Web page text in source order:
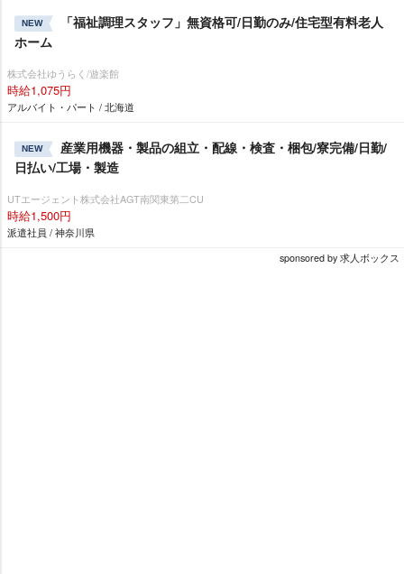
NEW
「福祉調理スタッフ」無資格可/日勤のみ/住宅型有料老人
ホーム
株式会社ゆうらく/遊楽館
時給1,075円
アルバイト・パート / 北海道
NEW
産業用機器・製品の組立・配線・検査・梱包/寮完備/日勤/
日払い/工場・製造
UTエージェント株式会社AGT南関東第二CU
時給1,500円
派遣社員 / 神奈川県
sponsored by 求人ボックス